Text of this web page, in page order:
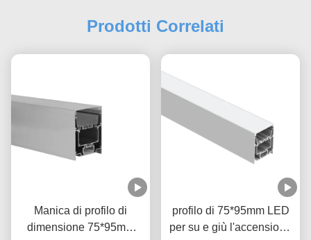
Prodotti Correlati
Manica di profilo di
dimensione 75*95mm
profilo di 75*95mm LED
per su e giù l'accensione